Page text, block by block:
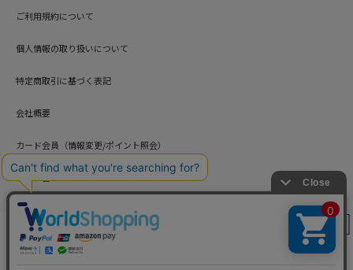
絞り込み
ご利用規約について
個人情報の取り扱いについて
特定商取引に基づく表記
会社概要
カード会員（情報変更/ポイント照会）